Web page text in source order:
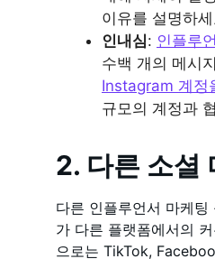
이유를 설명하
인내심: 인플루
수백 개의 메시
Instagram 계정
규모의 계정과
2. 다른 소셜
다른 인플루언서 마케
가 다른 플랫폼에서의
으로는 TikTok,